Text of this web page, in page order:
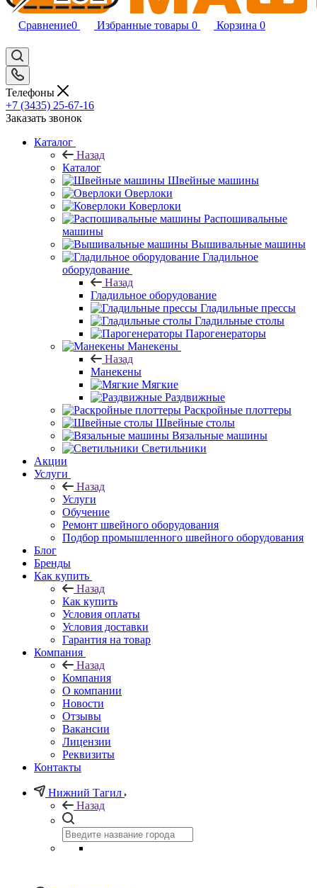
Сравнение0 Избранные товары 0 Корзина 0
Телефоны
+7 (3435) 25-67-16
Заказать звонок
Каталог
Назад
Каталог
Швейные машины
Оверлоки
Коверлоки
Распошивальные
машины
Вышивальные машины
Гладильное
оборудование
Назад
Гладильное оборудование
Гладильные прессы
Гладильные столы
Парогенераторы
Манекены
Назад
Манекены
Мягкие
Раздвижные
Раскройные плоттеры
Швейные столы
Вязальные машины
Светильники
Акции
Услуги
Назад
Услуги
Обучение
Ремонт швейного оборудования
Подбор промышленного швейного оборудования
Блог
Бренды
Как купить
Назад
Как купить
Условия оплаты
Условия доставки
Гарантия на товар
Компания
Назад
Компания
О компании
Новости
Отзывы
Вакансии
Лицензии
Реквизиты
Контакты
Нижний Тагил
Назад